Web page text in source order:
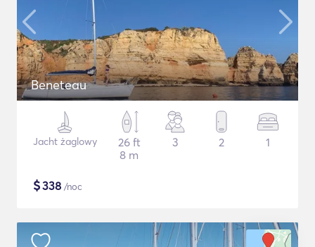
Beneteau
Jacht żaglowy
26 ft
8 m
3 2 1
$338 /noc